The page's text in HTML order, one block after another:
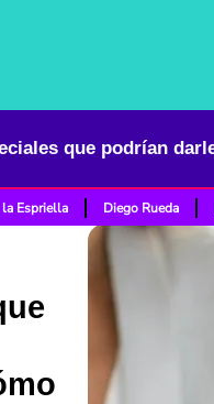
Espriella Diego Rueda